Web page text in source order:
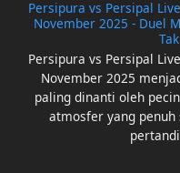
Persipura vs Persipal
November 2025 - Duel
Persipura vs Persipal
November 2025
paling dinanti oleh
atmosfer yang